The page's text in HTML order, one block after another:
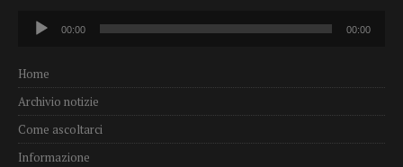
Audio
Player
00:00 00:00
Home
Archivio notizie
Come ascoltarci
Informazione